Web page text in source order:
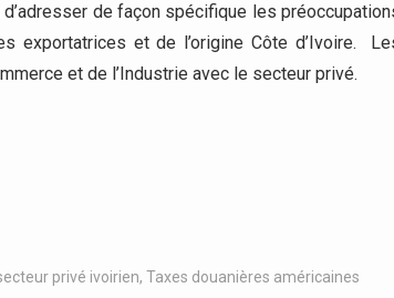
de façon spécifique les
exportatrices et de l’origine Côte d’Ivoire.
et de l’Industrie avec le secteur privé.
privé ivoirien, Taxes douanières américaines